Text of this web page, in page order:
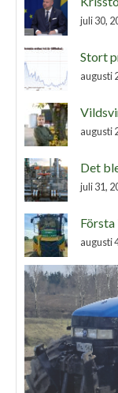
juli 30,
Stort
augusti
augusti
Det
juli 31,
Första
augusti